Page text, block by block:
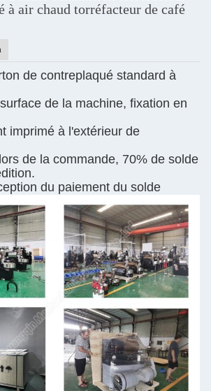
à air chaud torréfacteur de café
de contreplaqué standard à
de la machine, fixation en
imprimé à l'extérieur de
de la commande, 70% de solde
du paiement du solde